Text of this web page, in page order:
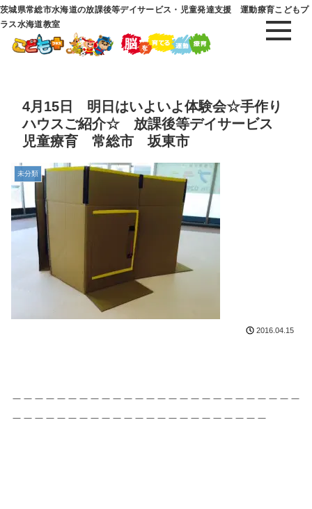
茨城県常総市水海道の放課後等デイサービス・児童発達支援 運動療育こどもプ
ラス水海道教室
4月15日 明日はいよいよ体験会☆手作り
ハウスご紹介☆ 放課後等デイサービス
児童療育 常総市 坂東市
未分類
2016.04.15